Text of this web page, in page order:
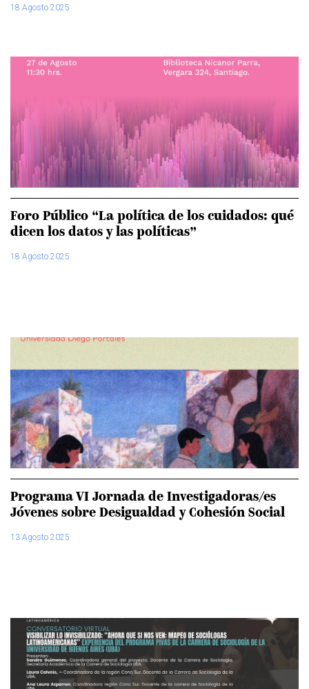
18 Agosto 2025
Foro Público “La política de los cuidados: qué
dicen los datos y las políticas”
18 Agosto 2025
Programa VI Jornada de Investigadoras/es
Jóvenes sobre Desigualdad y Cohesión Social
13 Agosto 2025